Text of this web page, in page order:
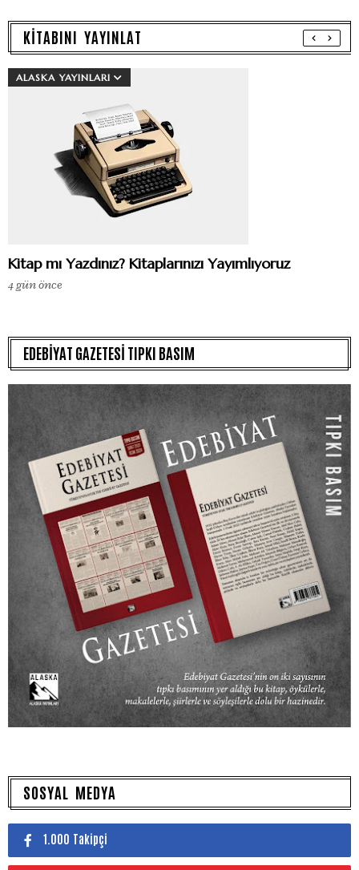
KİTABINI YAYINLAT
ALASKA YAYINLARI
Kitap mı Yazdınız? Kitaplarınızı Yayımlıyoruz
4 gün önce
EDEBİYAT GAZETESİ TIPKI BASIM
SOSYAL MEDYA
1.000 Takipçi